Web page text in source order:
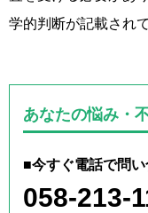
学的判断が記載され
あなたの悩み・
■今すぐ電話で問
058-213-